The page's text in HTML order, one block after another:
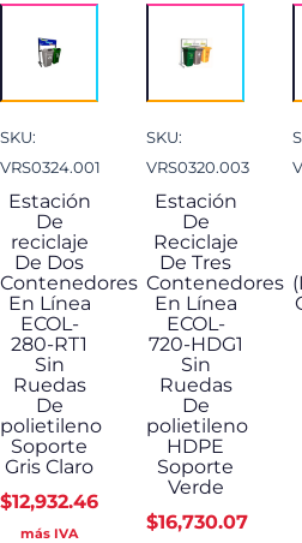
SKU:
VRS0324.001
Estación
De
reciclaje
De Dos
Contenedores
En Línea
ECOL-
280-RT1
Sin
Ruedas
De
polietileno
Soporte
Gris Claro
$12,932.46
más IVA
SKU:
VRS0320.003
Estación
De
Reciclaje
De Tres
Contenedores
En Línea
ECOL-
720-HDG1
Sin
Ruedas
De
polietileno
HDPE
Soporte
Verde
$16,730.07